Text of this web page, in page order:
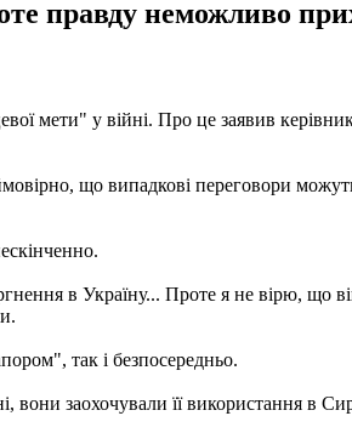
правду неможливо
мети" у війні. Про це заявив
що випадкові переговори
в Україну... Проте я не вірю, що
так і безпосередньо.
заохочували її використання в